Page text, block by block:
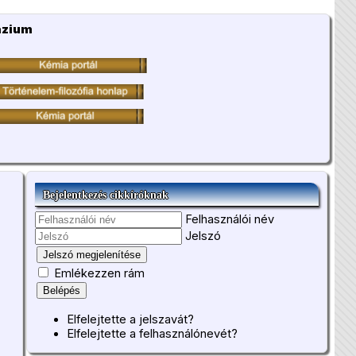
Bejelentkezés cikkíróknak
Felhasználói név
Jelszó
Jelszó megjelenítése
Emlékezzen rám
Belépés
Elfelejtette a jelszavát?
Elfelejtette a felhasználónevét?